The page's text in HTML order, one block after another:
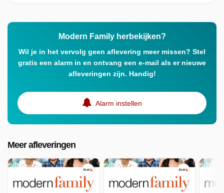
Modern Family herbekijken?
Wil je in het vervolg geen aflevering meer missen? Stel
gratis een alarm in en ontvang een e-mail als er nieuwe
afleveringen zijn. Handig!
Alarm instellen
Meer afleveringen